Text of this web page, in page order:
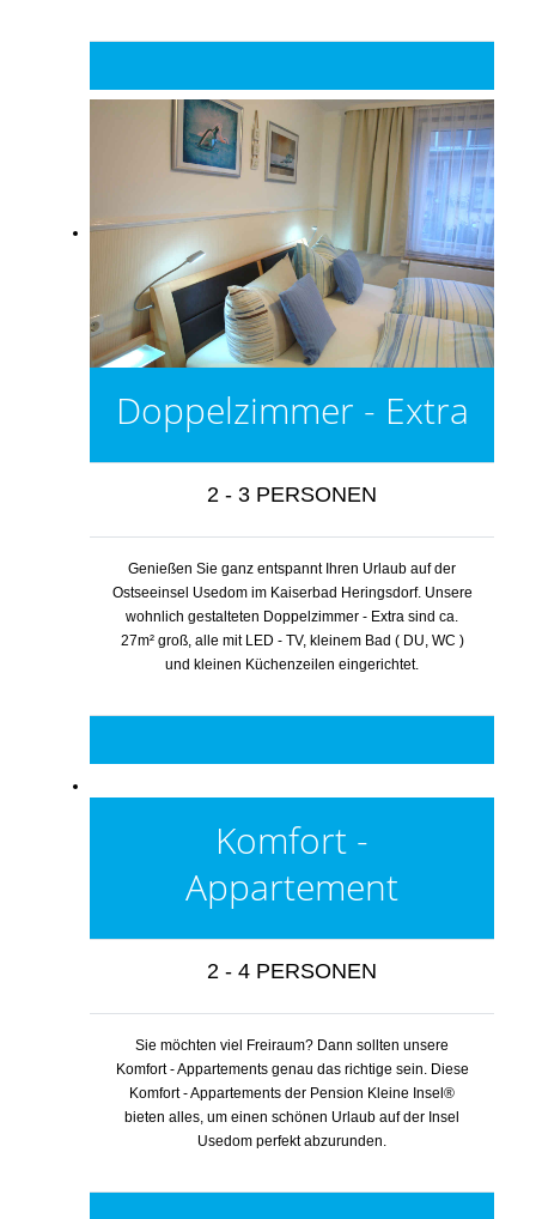
Doppelzimmer - Extra
2 - 3 PERSONEN
Genießen Sie ganz entspannt Ihren Urlaub auf der
Ostseeinsel Usedom im Kaiserbad Heringsdorf. Unsere
wohnlich gestalteten Doppelzimmer - Extra sind ca.
27m² groß, alle mit LED - TV, kleinem Bad ( DU, WC )
und kleinen Küchenzeilen eingerichtet.
Komfort -
Appartement
2 - 4 PERSONEN
Sie möchten viel Freiraum? Dann sollten unsere
Komfort - Appartements genau das richtige sein. Diese
Komfort - Appartements der Pension Kleine Insel®
bieten alles, um einen schönen Urlaub auf der Insel
Usedom perfekt abzurunden.